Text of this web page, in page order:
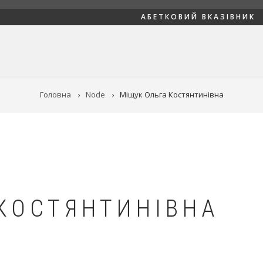
АБЕТКОВИЙ ВКАЗІВНИК
Головна Node Міщук Ольга Костянтинівна